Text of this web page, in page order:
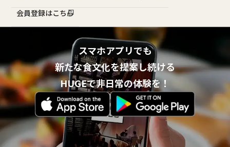
会員登録はこちら
スマホアプリでも
新たな食文化を提案し続ける
HUGEで非日常の体験を！